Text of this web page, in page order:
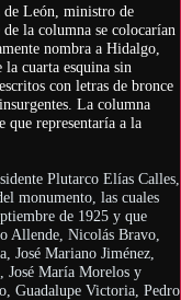
de León, ministro de
la columna se colocarían
nombra a Hidalgo,
cuarta esquina sin
con letras de bronce
La columna
que representaría a la
Plutarco Elías Calles,
monumento, las cuales
de 1925 y que
Allende, Nicolás Bravo,
José Mariano Jiménez,
José María Morelos y
Guadalupe Victoria, Pedro